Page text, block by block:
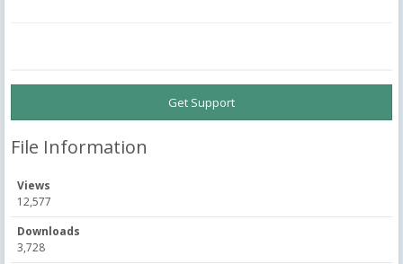
Get Support
File Information
Views
12,577
Downloads
3,728